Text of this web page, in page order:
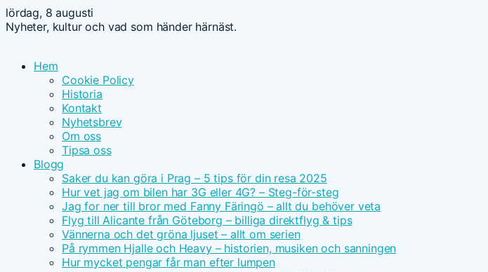
lördag, 8 augusti
Nyheter, kultur och vad som händer härnäst.
Hem
Cookie Policy
Historia
Kontakt
Nyhetsbrev
Om oss
Tipsa oss
Blogg
Saker du kan göra i Prag – 5 tips för din resa 2025
Hur vet jag om bilen har 3G eller 4G? – Steg-för-steg
Jag for ner till bror med Fanny Färingö – allt du behöver veta
Flyg till Alicante från Göteborg – billiga direktflyg & tips
Vännerna och det gröna ljuset – allt om serien
På rymmen Hjalle och Heavy – historien, musiken och sanningen
Hur mycket pengar får man efter lumpen